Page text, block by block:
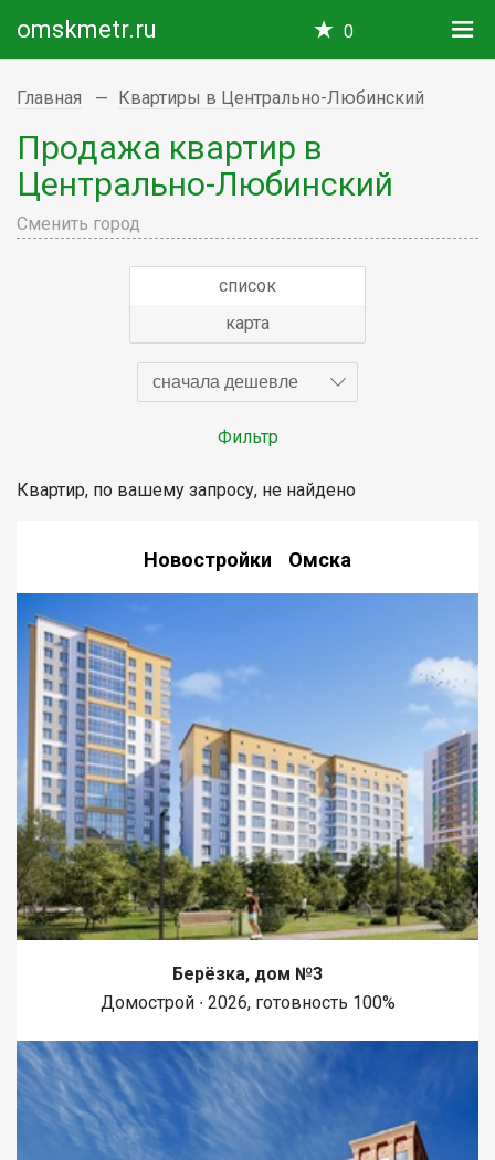
omskmetr.ru 0
Главная Квартиры в Центрально-Любинский
Продажа квартир в
Центрально-Любинский
Сменить город
список
карта
сначала дешевле
Фильтр
Квартир, по вашему запросу, не найдено
Новостройки Омска
Берёзка, дом №3
Домострой ∙ 2026, готовность 100%